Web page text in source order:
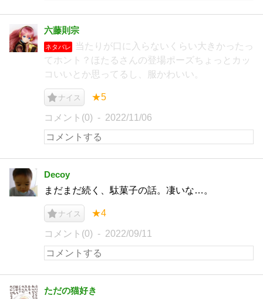
六藤則宗
ネタバレ
当たりが口に入らないくらい大きかったっ
てホント？ほたるさんの登場ポーズちょっとカッ
コいいとか思ってるし、服かわいい。
ナイス ★5
コメント(0) 2022/11/06
Decoy
まだまだ続く、駄菓子の話。凄いな…。
ナイス ★4
コメント(0) 2022/09/11
ただの猫好き